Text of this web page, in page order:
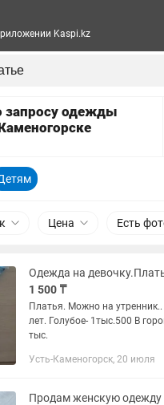
запросу одежды
Цена Есть
Одежда на
1 500 ₸
Платья. Можно на
лет. Голубое- 1тыс.500 В
тыс.
Усть-Каменогорск, 20 июля
Продам женскую одежду
Kaspi.kz